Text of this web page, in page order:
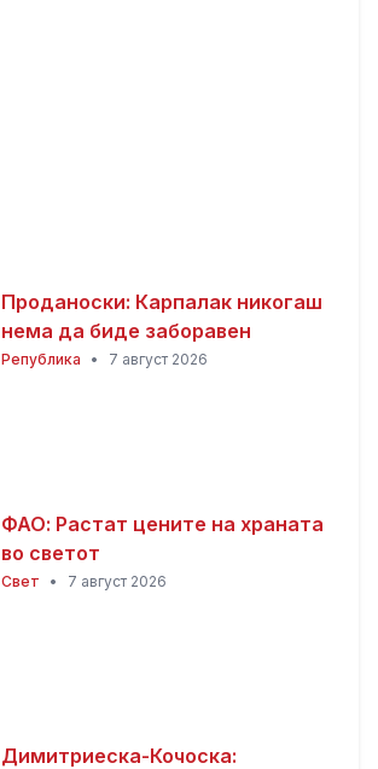
Проданоски: Карпалак никогаш
нема да биде заборавен
Република • 7 август 2026
ФАО: Растат цените на храната
во светот
Свет • 7 август 2026
Димитриеска-Кочоска: